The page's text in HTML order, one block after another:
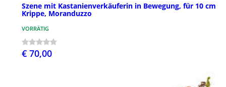
Szene mit Kastanienverkäuferin in Bewegung, für 10 cm
Krippe, Moranduzzo
VORRÄTIG
€ 70,00